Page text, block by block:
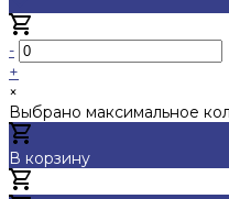
-
+
×
Выбрано максимальное
В корзину